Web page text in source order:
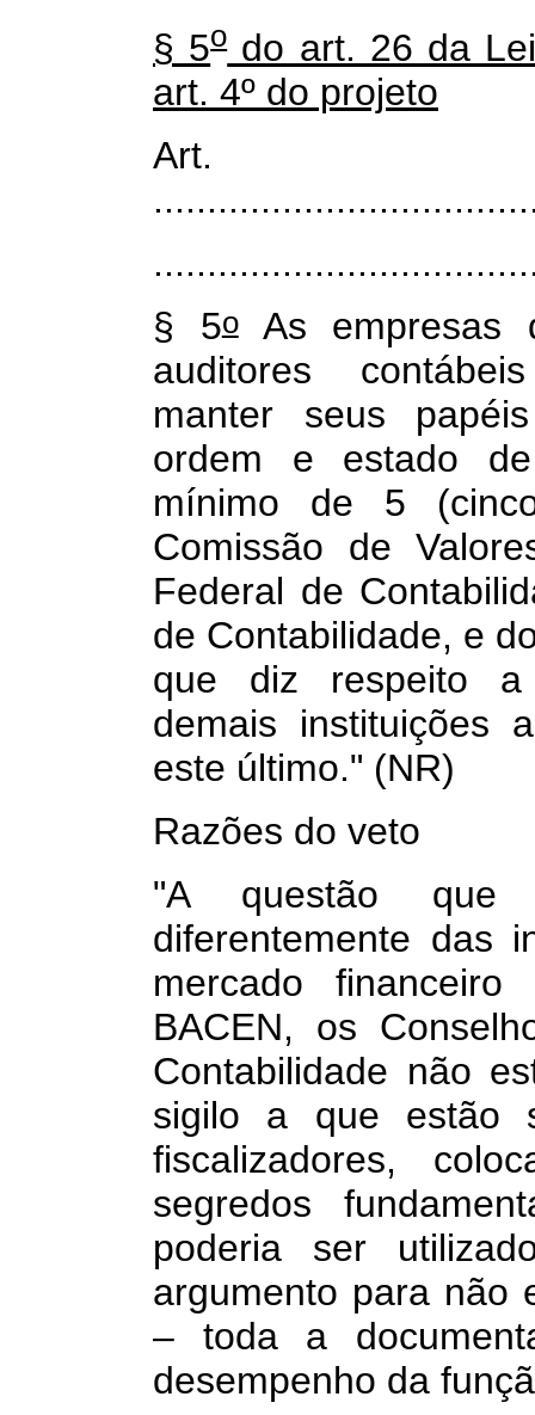
§ 5odo art. 26 da
art. 4º do projeto
§ 5oAs empresas
auditores
manter seus
ordem e estado
mínimo de 5
Comissão de
Federal de
de Contabilidade, e
que diz respeito a
demais instituições
este último." (NR)
Razões do veto
"A questão
diferentemente das
mercado
BACEN, os
Contabilidade não
sigilo a que estão
fiscalizadores,
segredos
poderia ser
argumento para não
– toda a
desempenho da